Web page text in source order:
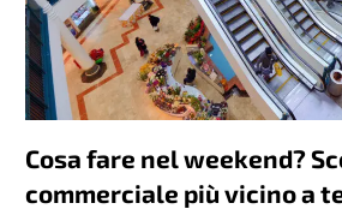
Cosa fare nel weekend?
commerciale più vicino a